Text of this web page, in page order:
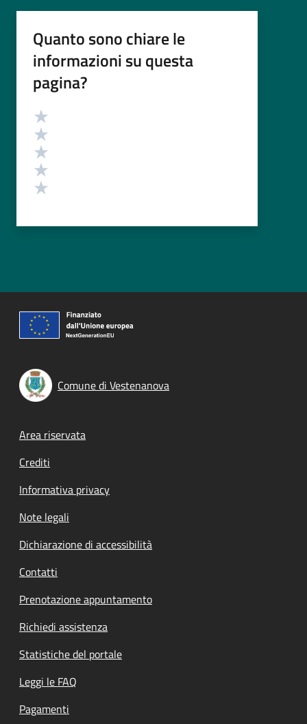
Quanto sono chiare le
informazioni su questa
pagina?
Valutazione
Comune di Vestenanova
Footer menu
Area riservata
Crediti
Informativa privacy
Note legali
Dichiarazione di accessibilità
Contatti
Prenotazione appuntamento
Richiedi assistenza
Statistiche del portale
Leggi le FAQ
Pagamenti